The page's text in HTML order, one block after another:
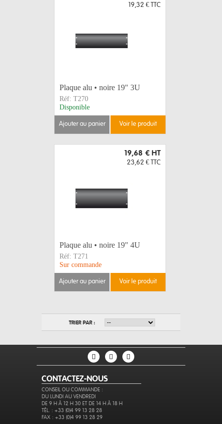
19,32 € TTC
Plaque alu • noire 19" 3U
Réf: T270
Disponible
ajouter au panier voir le produit
19,68 € HT
23,62 € TTC
Plaque alu • noire 19" 4U
Réf: T271
Sur commande
ajouter au panier voir le produit
TRIER PAR :
CONTACTEZ-NOUS
CONSEIL OU COMMANDE :
DU LUNDI AU VENDREDI
DE 9 H À 12 H 30 ET DE 14 H À 18 H
TÉL. : +33 (0)4 99 13 28 28
FAX : +33 (0)4 99 13 28 29